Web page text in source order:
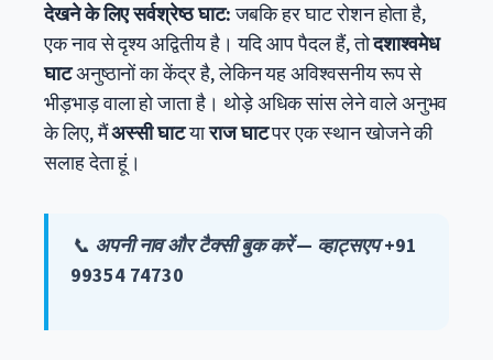
देखने के लिए सर्वश्रेष्ठ घाट:जबकि हर घाट रोशन होता है,
एक नाव से दृश्य अद्वितीय है। यदि आप पैदल हैं, तोदशाश्वमेध
घाटअनुष्ठानों का केंद्र है, लेकिन यह अविश्वसनीय रूप से
भीड़भाड़ वाला हो जाता है। थोड़े अधिक सांस लेने वाले अनुभव
के लिए, मैंअस्सी घाटयाराज घाटपर एक स्थान खोजने की
सलाह देता हूं।
📞 अपनी नाव और टैक्सी बुक करें — व्हाट्सएप +91
99354 74730